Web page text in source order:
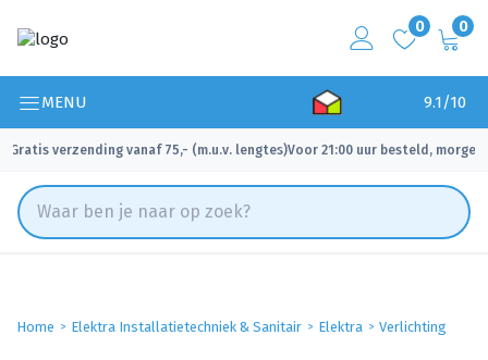
0 0
MENU 9.1/10
Gratis verzending vanaf 75,- (m.u.v. lengtes)
✓ Voor 21:00 uur besteld, morgen
Home Elektra Installatietechniek & Sanitair Elektra Verlichting